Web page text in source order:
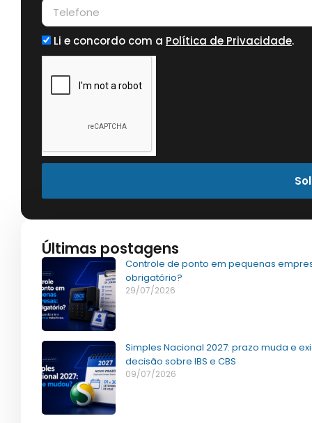
Li e concordo com a Política de Privacidade.
Últimas postagens
Controle de ponto em pequenas
obrigatório?
29/07/2026
Simples Nacional 2027: prazo muda e
decisão sobre IBS e CBS
09/07/2026